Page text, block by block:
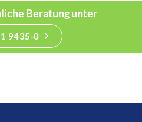
Beratung unter
9435-0